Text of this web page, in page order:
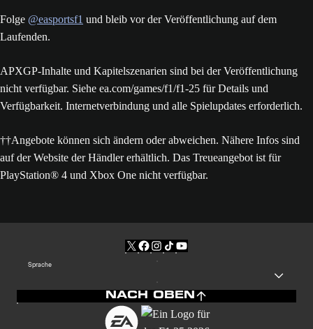
Falls du es verpasst hast …
der letzten Woche über My Team und die Fahrerkarriere an.
Folge@easportsf1und bleib vor der Veröffentlichung auf dem
APXGP-Inhalte und Kapitelszenarien sind bei der Veröffentlichung
nicht verfügbar. Siehe ea.com/games/f1/f1-25 für Details und
auf der Website der Händler erhältlich. Das Treueangebot ist für
PlayStation® 4 und Xbox One nicht verfügbar.